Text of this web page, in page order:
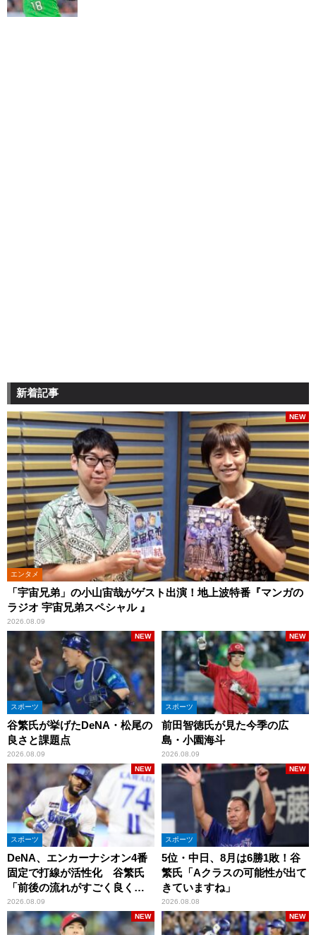
新着記事
エンタメ
「宇宙兄弟」の小山宙哉がゲスト出演！地上波特番『マンガの
ラジオ 宇宙兄弟スペシャル 』
2026.08.09
NEW
スポーツ
谷繁氏が挙げたDeNA・松尾の
良さと課題点
2026.08.09
NEW
スポーツ
前田智徳氏が見た今季の広
島・小園海斗
2026.08.09
NEW
スポーツ
DeNA、エンカーナシオン4番
固定で打線が活性化 谷繁氏
「前後の流れがすごく良くな
りましたね」
2026.08.09
NEW
スポーツ
5位・中日、8月は6勝1敗！谷
繁氏「Aクラスの可能性が出て
きていますね」
2026.08.08
NEW
NEW NEW